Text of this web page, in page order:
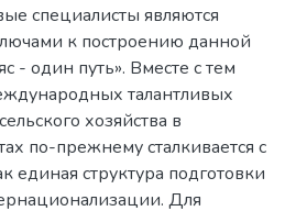
специалисты являются
к построению данной
- один путь». Вместе с тем
талантливых
хозяйства в
по-прежнему сталкивается с
единая структура подготовки
Для